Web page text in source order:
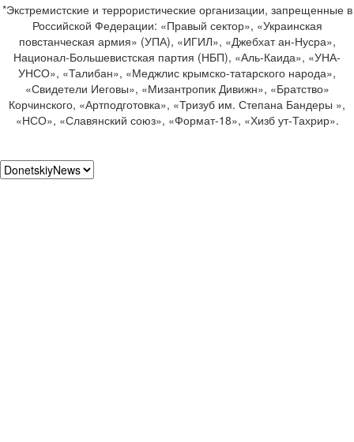
*Экстремистские и террористические организации, запрещенные в
Российской Федерации: «Правый сектор», «Украинская
повстанческая армия» (УПА), «ИГИЛ», «Джебхат ан-Нусра»,
Национал-Большевистская партия (НБП), «Аль-Каида», «УНА-
УНСО», «Талибан», «Меджлис крымско-татарского народа»,
«Свидетели Иеговы», «Мизантропик Дивижн», «Братство»
Корчинского, «Артподготовка», «Тризуб им. Степана Бандеры »,
«НСО», «Славянский союз», «Формат-18», «Хизб ут-Тахрир».